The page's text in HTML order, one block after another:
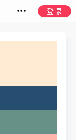
登 录